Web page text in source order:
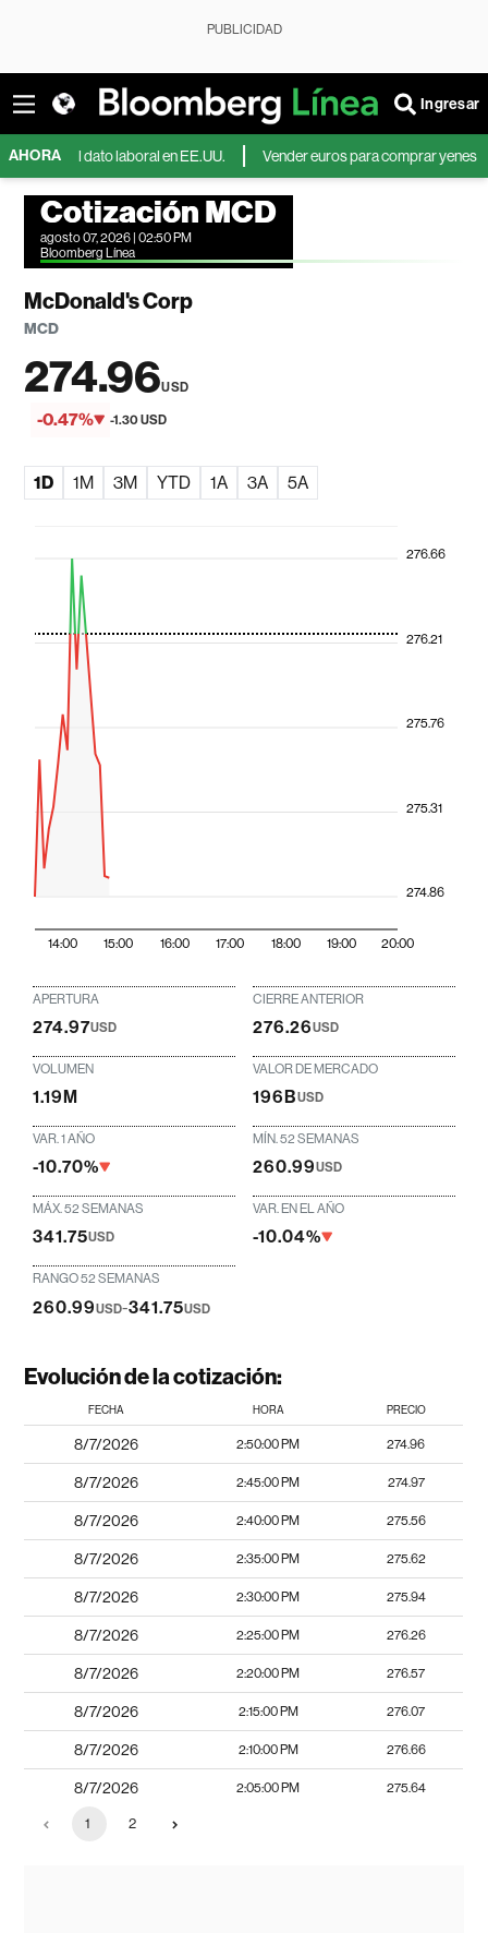
PUBLICIDAD
Ingresar
AHORA
dato laboral en EE.UU. Vender euros para comprar yenes
Cotización MCD
agosto 07, 2026 | 02:50 PM
Bloomberg Línea
McDonald's Corp
MCD
274.96USD
-0.47% -1.30 USD
1D 1M 3M YTD 1A 3A 5A
14:00 15:00 16:00 17:00 18:00 19:00 20:00
274.86
275.31
275.76
276.21
276.66
APERTURA
274.97USD
CIERRE ANTERIOR
276.26USD
VOLUMEN
1.19M
VALOR DE MERCADO
196BUSD
VAR. 1 AÑO
-10.70%
MÍN. 52 SEMANAS
260.99USD
MÁX. 52 SEMANAS
341.75USD
VAR. EN EL AÑO
-10.04%
RANGO 52 SEMANAS
260.99USD-341.75USD
Evolución de la cotización:
FECHA HORA PRECIO
8/7/2026 2:50:00 PM 274.96
8/7/2026 2:45:00 PM 274.97
8/7/2026 2:40:00 PM 275.56
8/7/2026 2:35:00 PM 275.62
8/7/2026 2:30:00 PM 275.94
8/7/2026 2:25:00 PM 276.26
8/7/2026 2:20:00 PM 276.57
8/7/2026 2:15:00 PM 276.07
8/7/2026 2:10:00 PM 276.66
8/7/2026 2:05:00 PM 275.64
1 2